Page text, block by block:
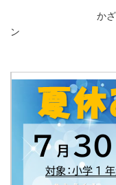
かざり(マスキ
ン